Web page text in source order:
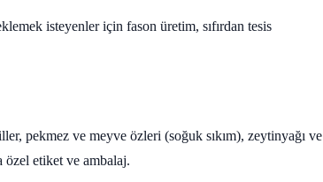
isteyenler için fason üretim, sıfırdan tesis
pekmez ve meyve özleri (soğuk sıkım), zeytinyağı ve
özel etiket ve ambalaj.